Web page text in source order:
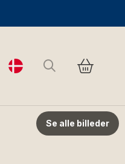
Change language
Søg
Se alle billeder